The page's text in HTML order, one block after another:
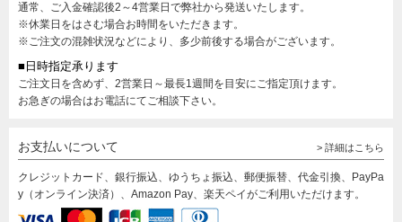
通常、ご入金確認後2～4営業日で弊社から発送いたします。
※休業日をはさむ場合お時間をいただきます。
※ご注文の混雑状況などにより、多少前後する場合がございます。
■日時指定承ります
ご注文日を含めず、2営業日～最長1週間を目安にご指定頂けます。
お急ぎの場合はお電話にてご相談下さい。
お支払いについて > 詳細はこちら
クレジットカード、銀行振込、ゆうちょ振込、郵便振替、代金引換、PayPa
y（オンライン決済）、Amazon Pay、楽天ペイがご利用いただけます。